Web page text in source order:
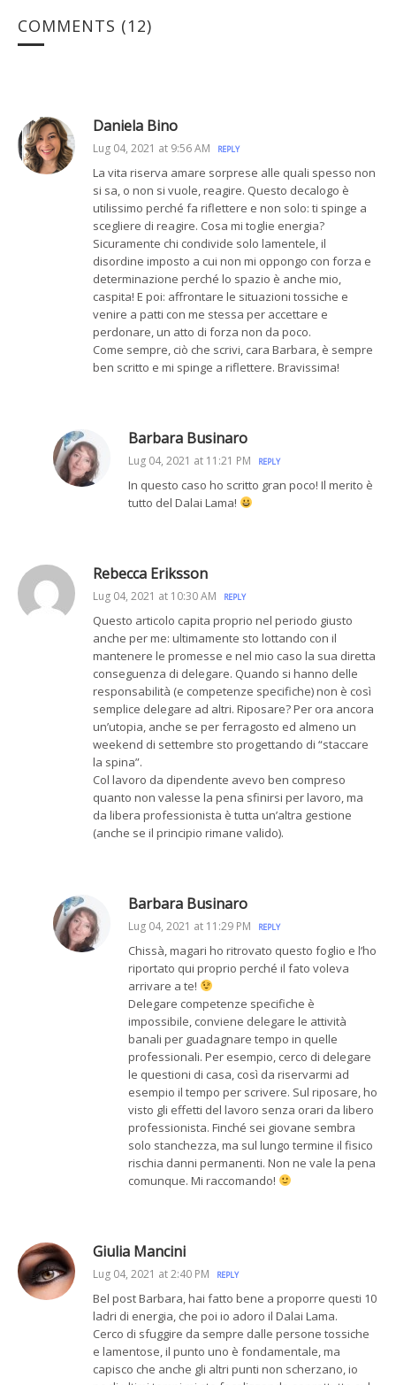
COMMENTS (12)
Daniela Bino
Lug 04, 2021 at 9:56 AM REPLY
La vita riserva amare sorprese alle quali spesso non
si sa, o non si vuole, reagire. Questo decalogo è
utilissimo perché fa riflettere e non solo: ti spinge a
scegliere di reagire. Cosa mi toglie energia?
Sicuramente chi condivide solo lamentele, il
disordine imposto a cui non mi oppongo con forza e
determinazione perché lo spazio è anche mio,
caspita! E poi: affrontare le situazioni tossiche e
venire a patti con me stessa per accettare e
perdonare, un atto di forza non da poco.
Come sempre, ciò che scrivi, cara Barbara, è sempre
ben scritto e mi spinge a riflettere. Bravissima!
Barbara Businaro
Lug 04, 2021 at 11:21 PM REPLY
In questo caso ho scritto gran poco! Il merito è
tutto del Dalai Lama!
Rebecca Eriksson
Lug 04, 2021 at 10:30 AM REPLY
Questo articolo capita proprio nel periodo giusto
anche per me: ultimamente sto lottando con il
mantenere le promesse e nel mio caso la sua diretta
conseguenza di delegare. Quando si hanno delle
responsabilità (e competenze specifiche) non è così
semplice delegare ad altri. Riposare? Per ora ancora
un’utopia, anche se per ferragosto ed almeno un
weekend di settembre sto progettando di “staccare
la spina”.
Col lavoro da dipendente avevo ben compreso
quanto non valesse la pena sfinirsi per lavoro, ma
da libera professionista è tutta un’altra gestione
(anche se il principio rimane valido).
Barbara Businaro
Lug 04, 2021 at 11:29 PM REPLY
Chissà, magari ho ritrovato questo foglio e l’ho
riportato qui proprio perché il fato voleva
arrivare a te!
Delegare competenze specifiche è
impossibile, conviene delegare le attività
banali per guadagnare tempo in quelle
professionali. Per esempio, cerco di delegare
le questioni di casa, così da riservarmi ad
esempio il tempo per scrivere. Sul riposare, ho
visto gli effetti del lavoro senza orari da libero
professionista. Finché sei giovane sembra
solo stanchezza, ma sul lungo termine il fisico
rischia danni permanenti. Non ne vale la pena
comunque. Mi raccomando!
Giulia Mancini
Lug 04, 2021 at 2:40 PM REPLY
Bel post Barbara, hai fatto bene a proporre questi 10
ladri di energia, che poi io adoro il Dalai Lama.
Cerco di sfuggire da sempre dalle persone tossiche
e lamentose, il punto uno è fondamentale, ma
capisco che anche gli altri punti non scherzano, io